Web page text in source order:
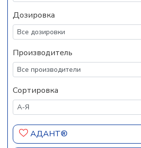
Дозировка
Производитель
Сортировка
АДАНТ®